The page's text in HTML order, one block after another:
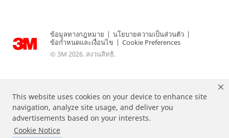
This website uses cookies on your device to enhance site
navigation, analyze site usage, and deliver you
advertisements based on your interests.
Cookie Notice
ข้อมูลทางกฎหมาย | นโยบายความเป็นส่วนตัว |
ข้อกำหนดและเงื่อนไข | Cookie Preferences
© 3M 2026. สงวนสิทธิ.